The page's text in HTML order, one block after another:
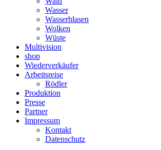
Wasser
Wasserblasen
Wolken
Wüste
Multivision
shop
Wiederverkäufer
Arbeitsreise
Rödler
Produktion
Presse
Partner
Impressum
Kontakt
Datenschutz